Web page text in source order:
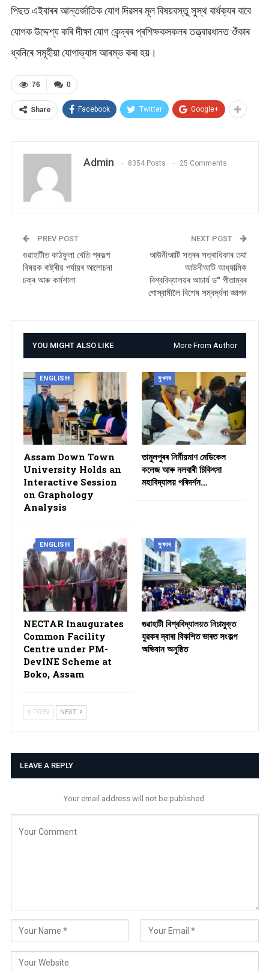
পিছত এইবাৰৰ আন্তৰ্জাতিক যোগ দিৱসৰ মূল বিষয়বস্তু সুস্থ বাৰ্ধক্যৰ বাবে
যোগক উদ্দেশ্য কৰি দীক্ষা যোগ কেন্দ্ৰৰ প্ৰশিক্ষকসকলৰ তত্ত্বাৱধানত ঔঁকাৰ
ধ্বনিৰে সমূহীয়া যোগাভ্যাস আৰম্ভ কৰা হয়।
0
76
Share Facebook Twitter Google+
Admin 8354 Posts 25 Comments
PREV POST
গুৱাহাটীত কাঠফুলা খেতি প্ৰকল্প
বিষয়ক ৰাষ্ট্ৰীয় পৰ্যায়ৰ আলোচনা
চক্ৰ আৰু কৰ্মশালা
NEXT POST
আউনীআটি সত্ৰৰ সত্ৰাধিকাৰ তথা
আউনীআটি আধ্যাত্মিক
বিশ্ববিদ্যালয়ৰ আচাৰ্য ড° পীতাম্বৰ
গোস্বামীলৈ বিশেষ সম্বৰ্দ্ধনা জ্ঞাপন
YOU MIGHT ALSO LIKE More From Author
ENGLISH
Assam Down Town
University Holds an
Interactive Session
on Graphology
Analysis
সুখবৰ
তামুলপুৰৰ নিৰ্মীয়মাণ মেডিকেল
কলেজ আৰু নলবাৰী চিকিৎসা
মহাবিদ্যালয় পৰিদৰ্শন…
ENGLISH
NECTAR Inaugurates
Common Facility
Centre under PM-
DevINE Scheme at
Boko, Assam
সুখবৰ
গুৱাহাটী বিশ্ববিদ্যালয়ত নিচামুক্ত
যুৱকৰ দ্বাৰা বিকশিত ভাৰত সংকল্প
অভিযান অনুষ্ঠিত
PREV NEXT
LEAVE A REPLY
Your email address will not be published.